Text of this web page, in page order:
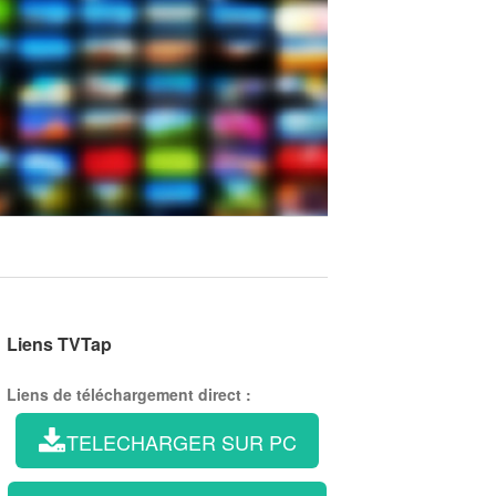
Liens TVTap
Liens de téléchargement direct :
TELECHARGER SUR PC